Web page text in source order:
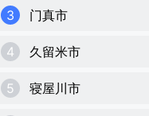
3 门真市
4 久留米市
5 寝屋川市